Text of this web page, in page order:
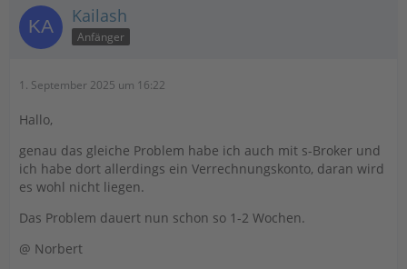
Kailash
Anfänger
1. September 2025 um 16:22
Hallo,
genau das gleiche Problem habe ich auch mit s-Broker und
ich habe dort allerdings ein Verrechnungskonto, daran wird
es wohl nicht liegen.
Das Problem dauert nun schon so 1-2 Wochen.
@ Norbert